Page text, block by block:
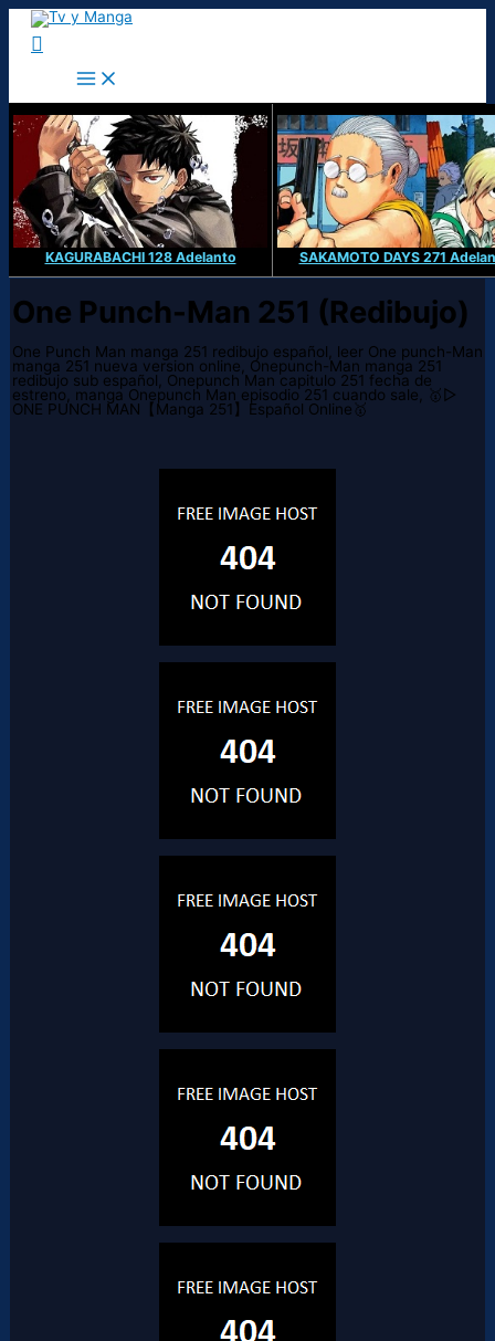
Ir
contenido
Buscar
KAGURABACHI 128 Adelanto SAKAMOTO DAYS 271
One Punch-Man 251 (Redibujo)
One Punch Man manga 251 redibujo español, leer One punch-Man
manga 251 nueva version online, Onepunch-Man manga 251
redibujo sub español, Onepunch Man capitulo 251 fecha de
estreno, manga Onepunch Man episodio 251 cuando sale, 🥇▷
ONE PUNCH MAN【Manga 251】Español Online🥇